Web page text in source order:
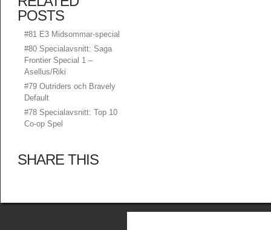
POSTS
#81 E3 Midsommar-special
#80 Specialavsnitt: Saga
Frontier Special 1 –
Asellus/Riki
#79 Outriders och Bravely
Default
#78 Specialavsnitt: Top 10
Co-op Spel
SHARE THIS